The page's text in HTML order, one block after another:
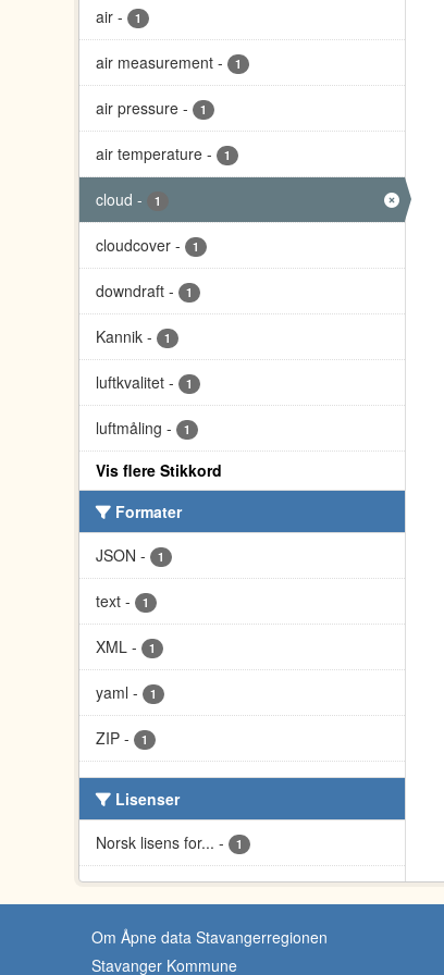
air - 1
air measurement - 1
air pressure - 1
air temperature - 1
cloud - 1
cloudcover - 1
downdraft - 1
Kannik - 1
luftkvalitet - 1
luftmåling - 1
Vis flere Stikkord
Formater
JSON - 1
text - 1
XML - 1
yaml - 1
ZIP - 1
Lisenser
Norsk lisens for... - 1
Om Åpne data Stavangerregionen
Stavanger Kommune